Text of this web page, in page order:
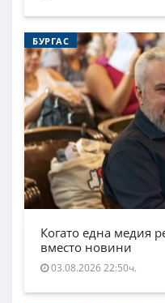
БУРГАС
Когато една медия
вместо новини
03.08.2026 22:50ч.